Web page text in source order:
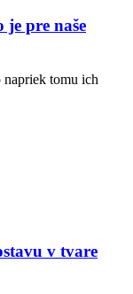
je pre naše
tomu ich
v tvare